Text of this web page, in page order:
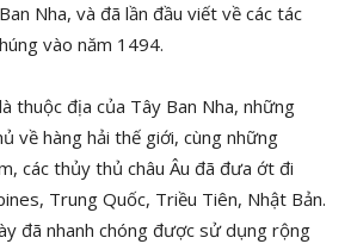
Nha, và đã lần đầu viết về các tác
vào năm 1494.
thuộc địa của Tây Ban Nha, những
về hàng hải thế giới, cùng những
các thủy thủ châu Âu đã đưa ớt đi
Trung Quốc, Triều Tiên, Nhật Bản.
đã nhanh chóng được sử dụng rộng